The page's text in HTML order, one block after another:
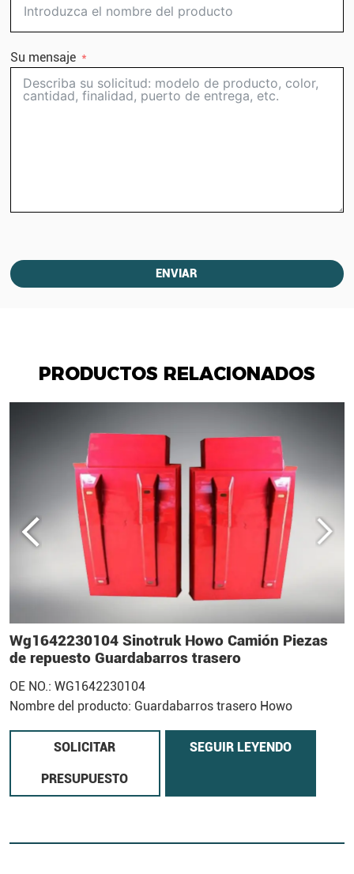
Su mensaje
ENVIAR
PRODUCTOS RELACIONADOS
Wg1642230104 Sinotruk Howo Camión Piezas
de repuesto Guardabarros trasero
OE NO.: WG1642230104
Nombre del producto: Guardabarros trasero Howo
SOLICITAR
PRESUPUESTO
SEGUIR LEYENDO